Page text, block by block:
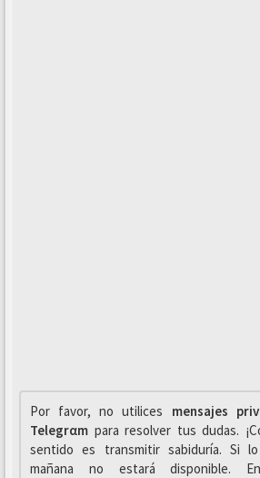
Por favor, no utilices mensajes
Telegrαm para resolver tus dudas.
sentido es transmitir sabiduría. Si
mañana no estará disponible.